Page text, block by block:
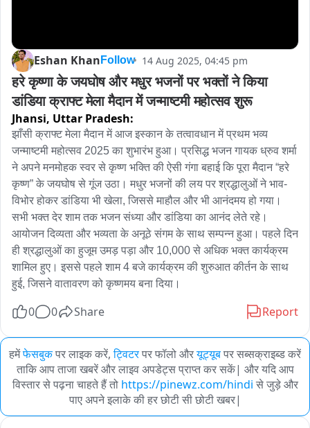
Eshan Khan Follow 14 Aug 2025, 04:45 pm
हरे कृष्णा के जयघोष और मधुर भजनों पर भक्तों ने किया
डांडिया क्राफ्ट मेला मैदान में जन्माष्टमी महोत्सव शुरू
Jhansi, Uttar Pradesh:
झाँसी क्राफ्ट मेला मैदान में आज इस्कान के तत्वावधान में प्रथम भव्य
जन्माष्टमी महोत्सव 2025 का शुभारंभ हुआ। प्रसिद्ध भजन गायक ध्रुव शर्मा
ने अपने मनमोहक स्वर से कृष्ण भक्ति की ऐसी गंगा बहाई कि पूरा मैदान “हरे
कृष्ण” के जयघोष से गूंज उठा। मधुर भजनों की लय पर श्रद्धालुओं ने भाव-
विभोर होकर डांडिया भी खेला, जिससे माहौल और भी आनंदमय हो गया।
सभी भक्त देर शाम तक भजन संध्या और डांडिया का आनंद लेते रहे।
आयोजन दिव्यता और भव्यता के अनूठे संगम के साथ सम्पन्न हुआ। पहले दिन
ही श्रद्धालुओं का हुजूम उमड़ पड़ा और 10,000 से अधिक भक्त कार्यक्रम
शामिल हुए। इससे पहले शाम 4 बजे कार्यक्रम की शुरुआत कीर्तन के साथ
हुई, जिसने वातावरण को कृष्णमय बना दिया।
0 0 Share Report
हमेंफेसबुकपर लाइक करें, ट्विटरपर फॉलो औरयूट्यूबपर सब्सक्राइब्ड करें
ताकि आप ताजा खबरें और लाइव अपडेट्स प्राप्त कर सकें| और यदि आप
विस्तार से पढ़ना चाहते हैं तो https://pinewz.com/hindi से जुड़े और
पाए अपने इलाके की हर छोटी सी छोटी खबर|